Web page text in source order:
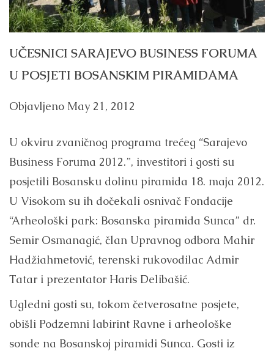
UČESNICI SARAJEVO BUSINESS FORUMA
U POSJETI BOSANSKIM PIRAMIDAMA
Objavljeno May 21, 2012
U okviru zvaničnog programa trećeg “Sarajevo
Business Foruma 2012.”, investitori i gosti su
posjetili Bosansku dolinu piramida 18. maja 2012.
U Visokom su ih dočekali osnivač Fondacije
“Arheološki park: Bosanska piramida Sunca” dr.
Semir Osmanagić, član Upravnog odbora Mahir
Hadžiahmetović, terenski rukovodilac Admir
Tatar i prezentator Haris Delibašić.
Ugledni gosti su, tokom četverosatne posjete,
obišli Podzemni labirint Ravne i arheološke
sonde na Bosanskoj piramidi Sunca. Gosti iz